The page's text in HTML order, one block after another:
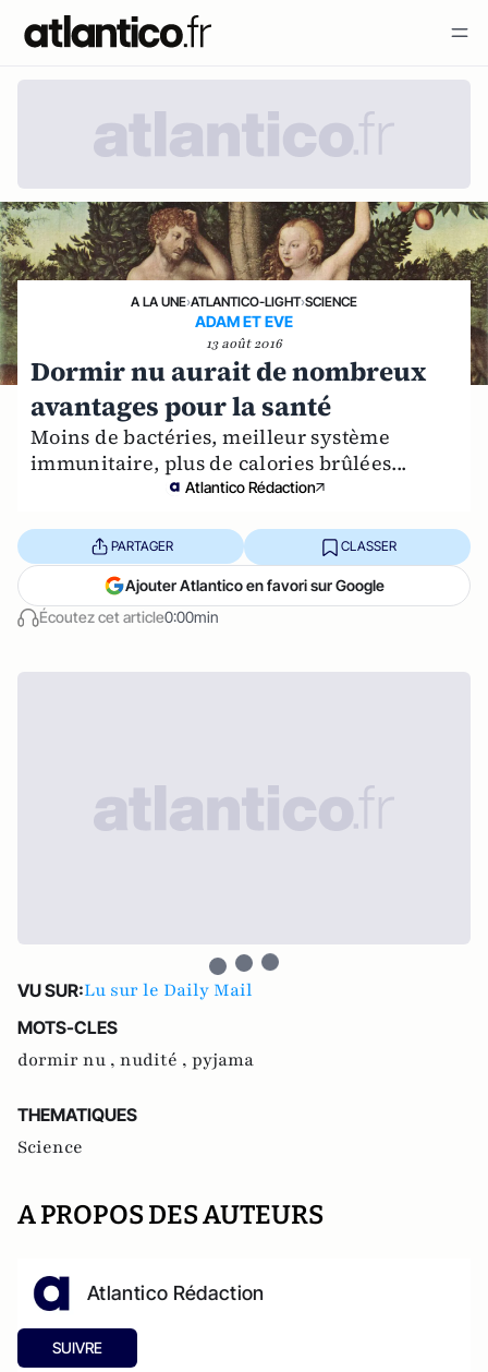
A LA UNE›ATLANTICO-LIGHT›SCIENCE
ADAM ET EVE
13 août 2016
Dormir nu aurait de nombreux
avantages pour la santé
Moins de bactéries, meilleur système
immunitaire, plus de calories brûlées...
Atlantico Rédaction
Écoutez cet article0:00min
PARTAGER CLASSER
Ajouter Atlantico en favori sur Google
VU SUR:Lu sur le Daily Mail
MOTS-CLES
dormir nu , nudité , pyjama
THEMATIQUES
Science
A PROPOS DES AUTEURS
Atlantico Rédaction
SUIVRE